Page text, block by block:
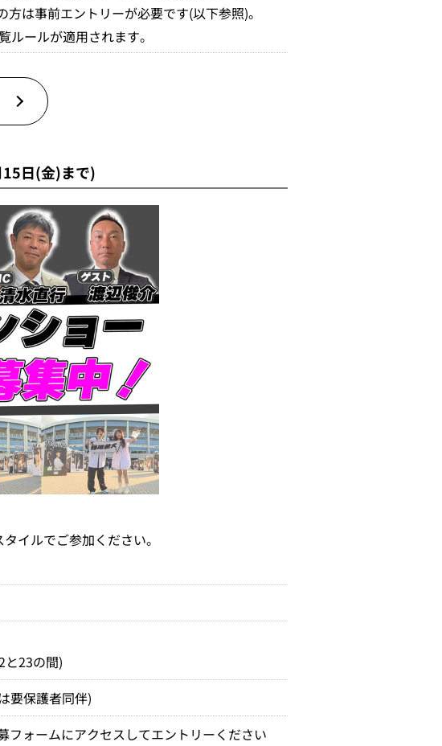
は事前エントリーが必要です(以下参照)。
ールが適用されます。
15日(金)まで)
イルでご参加ください。
と23の間)
要保護者同伴)
フォームにアクセスしてエントリーください